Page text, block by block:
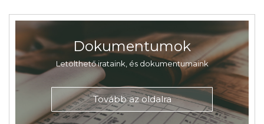
Dokumentumok
Letölthető irataink, és dokumentumaink
Tovább az oldalra